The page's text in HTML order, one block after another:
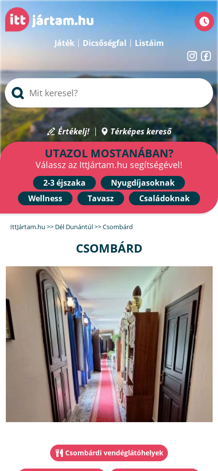
Játék Dicsőségfal Listáim
Értékelj! Térképes kereső
UTAZOL MOSTANÁBAN?
Válassz az IttJártam.hu segítségével!
2-3 éjszaka
Nyugdíjasoknak
Wellness
Tavasz Családoknak
IttJártam.hu >> Dél Dunántúl>>Csombárd
CSOMBÁRD
Csombárdi vendéglátóhelyek